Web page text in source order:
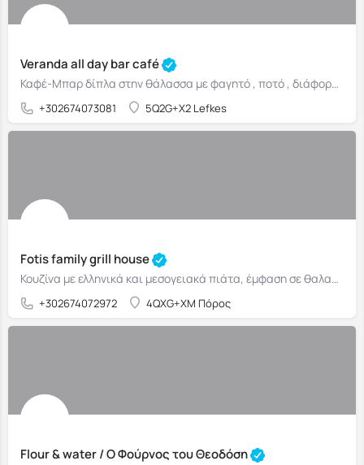
Veranda all day bar café
Καφέ-Μπαρ δίπλα στην θάλασσα με φαγητό , ποτό , διάφορα σνακ και χαλαρή ατμόσφαιρα
+302674073081 5Q2G+X2 Lefkes
Fotis family grill house
Κουζίνα με ελληνικά και μεσογειακά πιάτα, έμφαση σε θαλασσινά και ψητά της ώρας.
+302674072972 4QXG+XM Πόρος
Flour & water / Ο Φούρνος του Θεοδόση